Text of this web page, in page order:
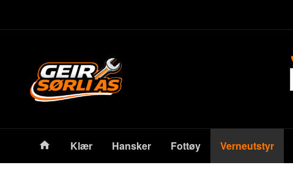
Produkter
Klær Hansker Fottøy Verneutstyr